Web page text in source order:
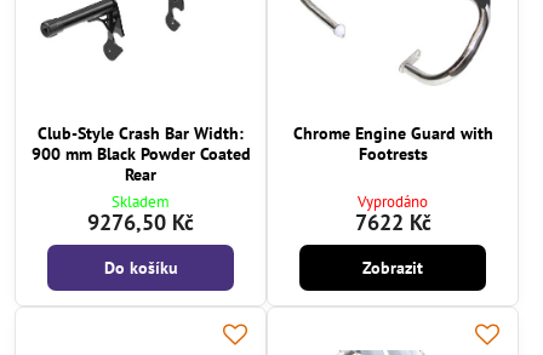
Club-Style Crash Bar Width:
900 mm Black Powder Coated
Rear
Skladem
9276,50 Kč
Do košíku
Chrome Engine Guard with
Footrests
Vyprodáno
7622 Kč
Zobrazit